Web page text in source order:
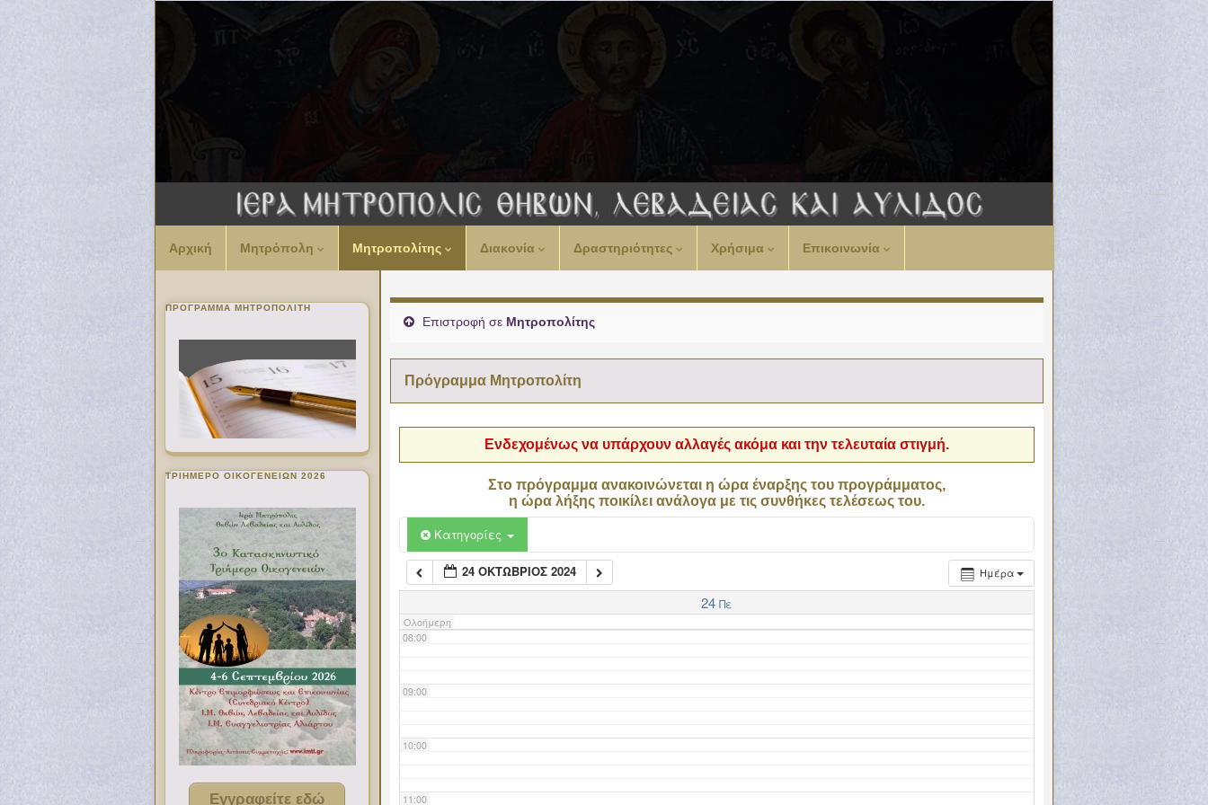
Αρχική Μητρόπολη Μητροπολίτης Διακονία Δραστηριότητες Χρήσιμα Επικοινωνία
Επιστροφή σε Μητροπολίτης
Πρόγραμμα Μητροπολίτη
Ενδεχομένως να υπάρχουν αλλαγές ακόμα και την τελευταία στιγμή.
Στο πρόγραμμα ανακοινώνεται η ώρα έναρξης του προγράμματος,
η ώρα λήξης ποικίλει ανάλογα με τις συνθήκες τελέσεως του.
Κατηγορίες
Ημέρα
24 ΟΚΤΏΒΡΙΟΣ 2024
24 Πε
Ολοήμερη
00:00
02:00
06:00
07:00
08:00
09:00
10:00
11:00
ΠΡΌΓΡΑΜΜΑ ΜΗΤΡΟΠΟΛΊΤΗ
ΤΡΙΗΜΕΡΟ ΟΙΚΟΓΕΝΕΙΩΝ 2026
Εγγραφείτε εδώ